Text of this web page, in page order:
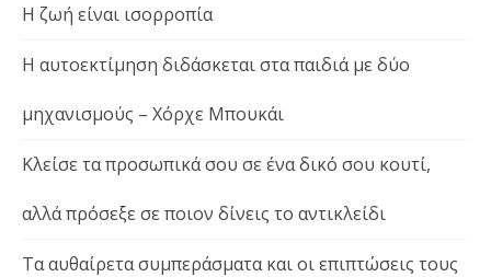
Η ζωή είναι ισορροπία
Η αυτοεκτίμηση διδάσκεται στα παιδιά με δύο
μηχανισμούς – Χόρχε Μπουκάι
Κλείσε τα προσωπικά σου σε ένα δικό σου κουτί,
αλλά πρόσεξε σε ποιον δίνεις το αντικλείδι
Τα αυθαίρετα συμπεράσματα και οι επιπτώσεις τους